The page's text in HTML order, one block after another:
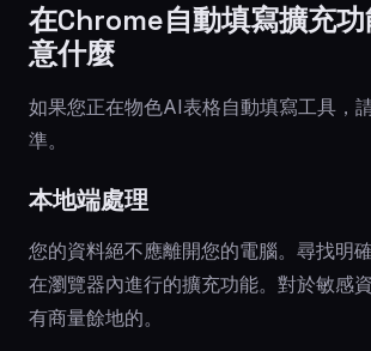
在Chrome自動填寫擴充
意什麼
如果您正在物色AI表格自動填寫工具，
準。
本地端處理
您的資料絕不應離開您的電腦。尋找明
在瀏覽器內進行的擴充功能。對於敏感
有商量餘地的。